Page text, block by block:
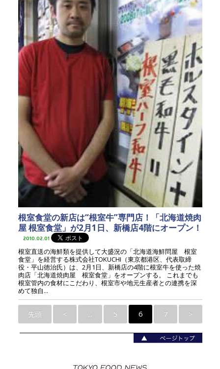
根室食堂の新店は“根室牛”専門店！「北海道焼肉
屋 根室食堂」が2月1日、新橋店4階にオープン！
2010.02.01
根室直送の海鮮類を提供して大盛況の「北海道海鮮問屋 根室
食堂」を経営する株式会社TOKUCHI（東京都港区、代表取締
役・平山徳治氏）は、2月1日、新橋店の4階に根室牛を使った焼
肉店「北海道焼肉屋 根室食堂」をオープンする。 これまでも
根室管内の食材にこだわり、根室市や地元生産者との連携を深
めて独自...
先頭 < ... 5 6 7 >